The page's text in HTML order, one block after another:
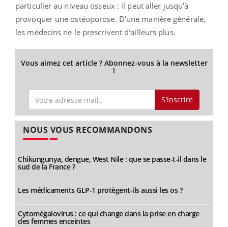
particulier au niveau osseux : il peut aller jusqu'à
provoquer une ostéoporose. D'une manière générale,
les médecins ne le prescrivent d'ailleurs plus.
Vous aimez cet article ? Abonnez-vous à la newsletter
!
S'inscrire
NOUS VOUS RECOMMANDONS
Chikungunya, dengue, West Nile : que se passe-t-il dans le
sud de la France ?
Les médicaments GLP-1 protègent-ils aussi les os ?
Cytomégalovirus : ce qui change dans la prise en charge
des femmes enceintes